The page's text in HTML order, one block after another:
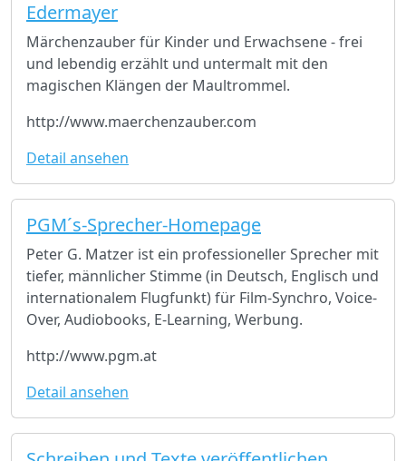
Edermayer
Märchenzauber für Kinder und Erwachsene - frei
und lebendig erzählt und untermalt mit den
magischen Klängen der Maultrommel.
http://www.maerchenzauber.com
Detail ansehen
PGM´s-Sprecher-Homepage
Peter G. Matzer ist ein professioneller Sprecher mit
tiefer, männlicher Stimme (in Deutsch, Englisch und
internationalem Flugfunkt) für Film-Synchro, Voice-
Over, Audiobooks, E-Learning, Werbung.
http://www.pgm.at
Detail ansehen